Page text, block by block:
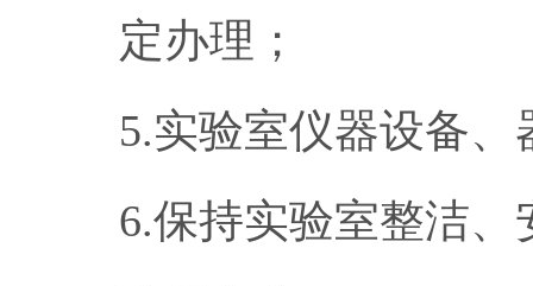
定办理；
5.实验室仪器设备
6.保持实验室整洁